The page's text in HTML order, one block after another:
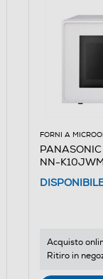
FORNI A
NN-
Acquisto
Ritiro in